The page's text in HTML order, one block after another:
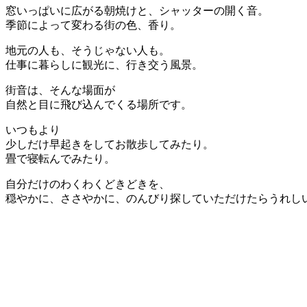
窓いっぱいに広がる朝焼けと、シャッターの開く音。
季節によって変わる街の色、香り。
地元の人も、そうじゃない人も。
仕事に暮らしに観光に、行き交う風景。
街音は、そんな場面が
自然と目に飛び込んでくる場所です。
いつもより
少しだけ早起きをしてお散歩してみたり。
畳で寝転んでみたり。
自分だけのわくわくどきどきを、
穏やかに、ささやかに、のんびり探していただけたらうれし